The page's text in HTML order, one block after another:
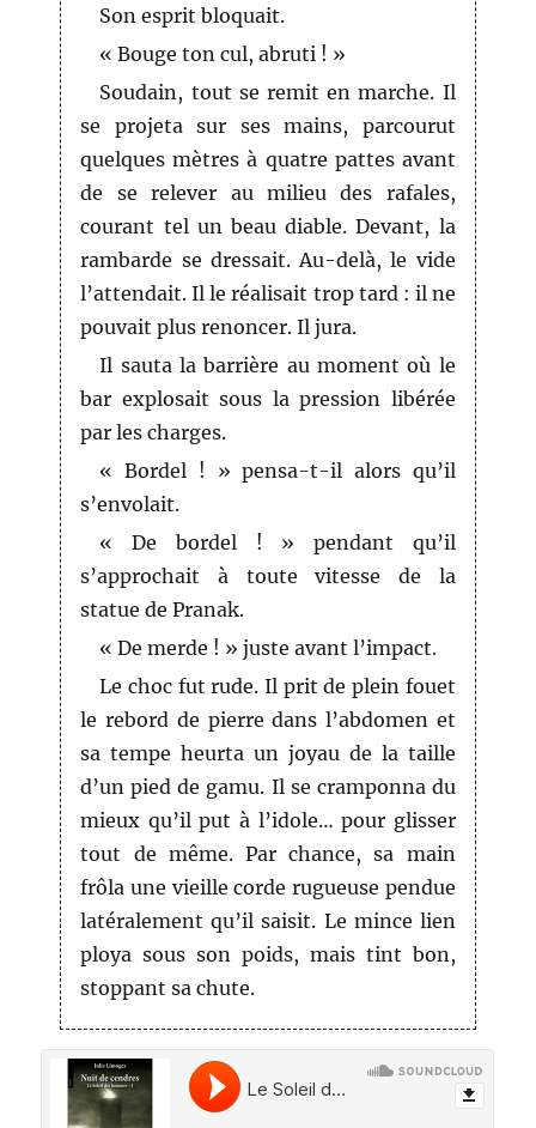
Son esprit bloquait.
« Bouge ton cul, abruti ! »
Soudain, tout se remit en marche. Il
se projeta sur ses mains, parcourut
quelques mètres à quatre pattes avant
de se relever au milieu des rafales,
courant tel un beau diable. Devant, la
rambarde se dressait. Au-delà, le vide
l’attendait. Il le réalisait trop tard : il ne
pouvait plus renoncer. Il jura.
Il sauta la barrière au moment où le
bar explosait sous la pression libérée
par les charges.
« Bordel ! » pensa-t-il alors qu’il
s’envolait.
« De bordel ! » pendant qu’il
s’approchait à toute vitesse de la
statue de Pranak.
« De merde ! » juste avant l’impact.
Le choc fut rude. Il prit de plein fouet
le rebord de pierre dans l’abdomen et
sa tempe heurta un joyau de la taille
d’un pied de gamu. Il se cramponna du
mieux qu’il put à l’idole… pour glisser
tout de même. Par chance, sa main
frôla une vieille corde rugueuse pendue
latéralement qu’il saisit. Le mince lien
ploya sous son poids, mais tint bon,
stoppant sa chute.